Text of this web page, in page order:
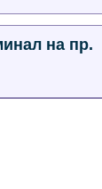
на пр.